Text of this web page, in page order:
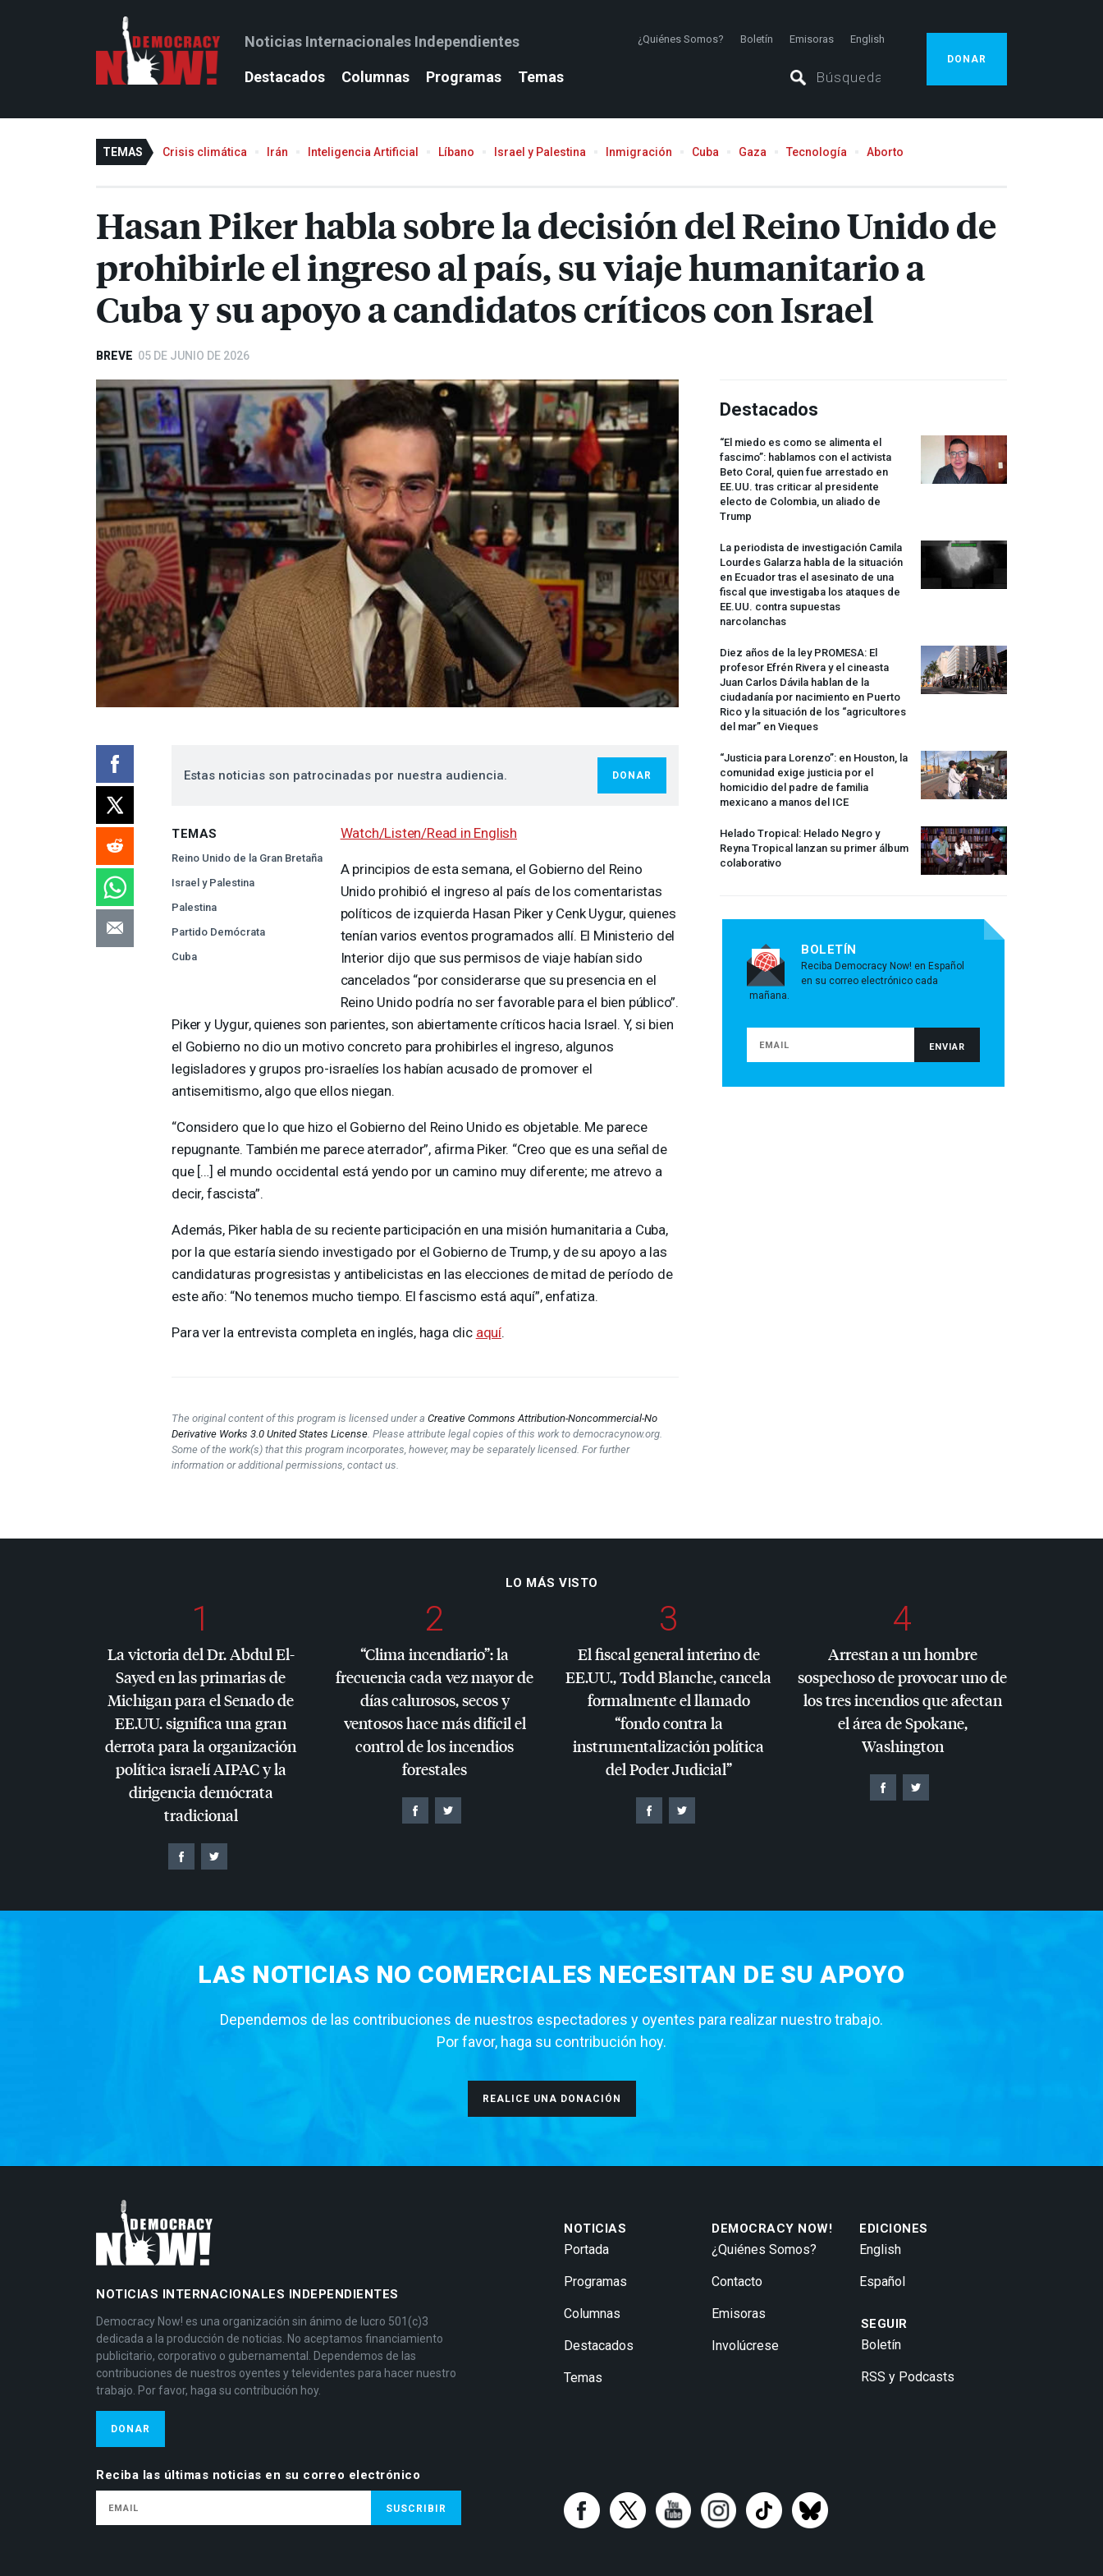
Noticias Internacionales Independientes ¿Quiénes Somos? Boletín Emisoras English
Destacados Columnas Programas Temas
DONAR
TEMAS Crisis climática Irán Inteligencia Artificial Líbano Israel y Palestina Inmigración Cuba Gaza Tecnología Aborto
Hasan Piker habla sobre la decisión del Reino Unido de
prohibirle el ingreso al país, su viaje humanitario a
Cuba y su apoyo a candidatos críticos con Israel
BREVE 05 DE JUNIO DE 2026
Estas noticias son patrocinadas por nuestra audiencia. DONAR
TEMAS
Reino Unido de la Gran Bretaña
Israel y Palestina
Palestina
Partido Demócrata
Cuba
Watch/Listen/Read in English
A principios de esta semana, el Gobierno del Reino
Unido prohibió el ingreso al país de los comentaristas
políticos de izquierda Hasan Piker y Cenk Uygur, quienes
tenían varios eventos programados allí. El Ministerio del
Interior dijo que sus permisos de viaje habían sido
cancelados “por considerarse que su presencia en el
Reino Unido podría no ser favorable para el bien público”.
Piker y Uygur, quienes son parientes, son abiertamente críticos hacia Israel. Y, si bien
el Gobierno no dio un motivo concreto para prohibirles el ingreso, algunos
legisladores y grupos pro-israelíes los habían acusado de promover el
antisemitismo, algo que ellos niegan.
“Considero que lo que hizo el Gobierno del Reino Unido es objetable. Me parece
repugnante. También me parece aterrador”, afirma Piker. “Creo que es una señal de
que […] el mundo occidental está yendo por un camino muy diferente; me atrevo a
decir, fascista”.
Además, Piker habla de su reciente participación en una misión humanitaria a Cuba,
por la que estaría siendo investigado por el Gobierno de Trump, y de su apoyo a las
candidaturas progresistas y antibelicistas en las elecciones de mitad de período de
este año: “No tenemos mucho tiempo. El fascismo está aquí”, enfatiza.
Para ver la entrevista completa en inglés, haga clic aquí.
The original content of this program is licensed under aCreative Commons Attribution-Noncommercial-No
Derivative Works 3.0 United States License. Please attribute legal copies of this work to democracynow.org.
Some of the work(s) that this program incorporates, however, may be separately licensed. For further
information or additional permissions, contact us.
Destacados
“El miedo es como se alimenta el
fascimo”: hablamos con el activista
Beto Coral, quien fue arrestado en
EE.UU. tras criticar al presidente
electo de Colombia, un aliado de
Trump
La periodista de investigación Camila
Lourdes Galarza habla de la situación
en Ecuador tras el asesinato de una
fiscal que investigaba los ataques de
EE.UU. contra supuestas
narcolanchas
Diez años de la ley PROMESA: El
profesor Efrén Rivera y el cineasta
Juan Carlos Dávila hablan de la
ciudadanía por nacimiento en Puerto
Rico y la situación de los “agricultores
del mar” en Vieques
“Justicia para Lorenzo”: en Houston, la
comunidad exige justicia por el
homicidio del padre de familia
mexicano a manos del ICE
Helado Tropical: Helado Negro y
Reyna Tropical lanzan su primer álbum
colaborativo
BOLETÍN
Reciba Democracy Now! en Español
en su correo electrónico cada
mañana.
LO MÁS VISTO
1
La victoria del Dr. Abdul El-
Sayed en las primarias de
Michigan para el Senado de
EE.UU. significa una gran
derrota para la organización
política israelíAIPACy la
dirigencia demócrata
tradicional
2
“Clima incendiario”: la
frecuencia cada vez mayor de
días calurosos, secos y
ventosos hace más difícil el
control de los incendios
forestales
3
El fiscal general interino de
EE.UU., Todd Blanche, cancela
formalmente el llamado
“fondo contra la
instrumentalización política
del Poder Judicial”
4
Arrestan a un hombre
sospechoso de provocar uno de
los tres incendios que afectan
el área de Spokane,
Washington
LAS NOTICIAS NO COMERCIALES NECESITAN DE SU APOYO
Dependemos de las contribuciones de nuestros espectadores y oyentes para realizar nuestro trabajo.
Por favor, haga su contribución hoy.
REALICE UNA DONACIÓN
NOTICIAS INTERNACIONALES INDEPENDIENTES
Democracy Now! es una organización sin ánimo de lucro 501(c)3
dedicada a la producción de noticias. No aceptamos financiamiento
publicitario, corporativo o gubernamental. Dependemos de las
contribuciones de nuestros oyentes y televidentes para hacer nuestro
trabajo. Por favor, haga su contribución hoy.
DONAR
NOTICIAS
Portada
Programas
Columnas
Destacados
Temas
DEMOCRACY NOW!
¿Quiénes Somos?
Contacto
Emisoras
Involúcrese
EDICIONES
English
Español
SEGUIR
Boletín
RSS y Podcasts
Reciba las últimas noticias en su correo electrónico